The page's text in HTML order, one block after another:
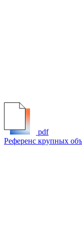
pdf
Референс крупных